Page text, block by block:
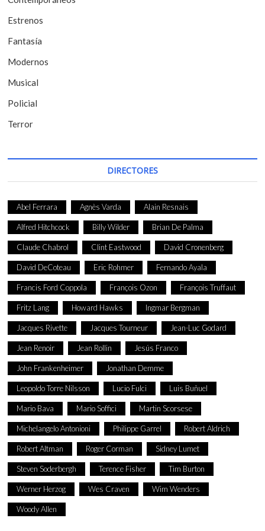
n
t
r
a
d
a
s
Estrenos
Fantasía
Modernos
Musical
Policial
Terror
DIRECTORES
Abel Ferrara Agnès Varda Alain Resnais
Alfred Hitchcock Billy Wilder Brian De Palma
Claude Chabrol Clint Eastwood David Cronenberg
David DeCoteau Eric Rohmer Fernando Ayala
Francis Ford Coppola François Ozon François Truffaut
Fritz Lang Howard Hawks Ingmar Bergman
Jacques Rivette Jacques Tourneur Jean-Luc Godard
Jean Renoir Jean Rollin Jesús Franco
John Frankenheimer Jonathan Demme
Leopoldo Torre Nilsson Lucio Fulci Luis Buñuel
Mario Bava Mario Soffici Martin Scorsese
Michelangelo Antonioni Philippe Garrel Robert Aldrich
Robert Altman Roger Corman Sidney Lumet
Steven Soderbergh Terence Fisher Tim Burton
Werner Herzog Wes Craven Wim Wenders
Woody Allen